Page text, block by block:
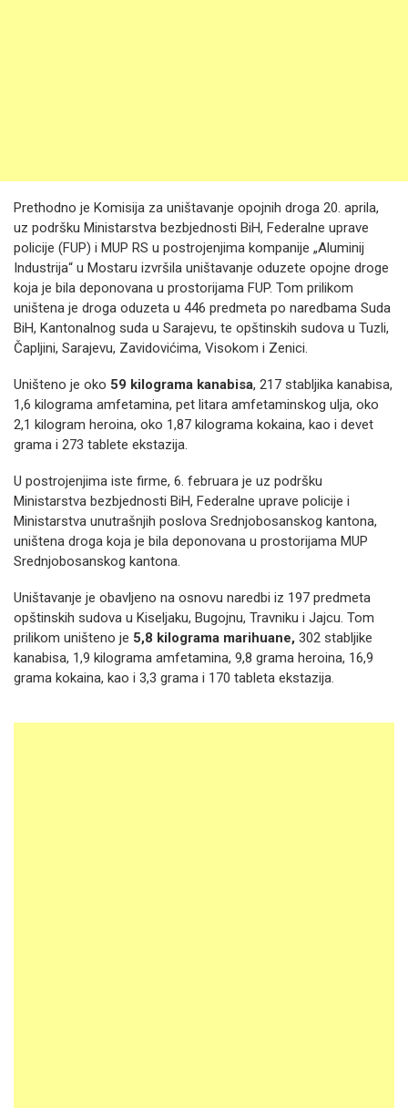
Prethodno je Komisija za uništavanje opojnih droga 20. aprila,
uz podršku Ministarstva bezbjednosti BiH, Federalne uprave
policije (FUP) i MUP RS u postrojenjima kompanije „Aluminij
Industrija“ u Mostaru izvršila uništavanje oduzete opojne droge
koja je bila deponovana u prostorijama FUP. Tom prilikom
uništena je droga oduzeta u 446 predmeta po naredbama Suda
BiH, Kantonalnog suda u Sarajevu, te opštinskih sudova u Tuzli,
Čapljini, Sarajevu, Zavidovićima, Visokom i Zenici.
Uništeno je oko 59 kilograma kanabisa, 217 stabljika kanabisa,
1,6 kilograma amfetamina, pet litara amfetaminskog ulja, oko
2,1 kilogram heroina, oko 1,87 kilograma kokaina, kao i devet
grama i 273 tablete ekstazija.
U postrojenjima iste firme, 6. februara je uz podršku
Ministarstva bezbjednosti BiH, Federalne uprave policije i
Ministarstva unutrašnjih poslova Srednjobosanskog kantona,
uništena droga koja je bila deponovana u prostorijama MUP
Srednjobosanskog kantona.
Uništavanje je obavljeno na osnovu naredbi iz 197 predmeta
opštinskih sudova u Kiseljaku, Bugojnu, Travniku i Jajcu. Tom
prilikom uništeno je 5,8 kilograma marihuane, 302 stabljike
kanabisa, 1,9 kilograma amfetamina, 9,8 grama heroina, 16,9
grama kokaina, kao i 3,3 grama i 170 tableta ekstazija.